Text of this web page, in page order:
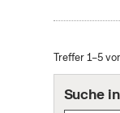
Treffer 1–5
Suche